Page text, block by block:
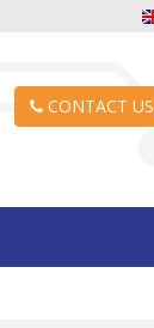
CONTACT US